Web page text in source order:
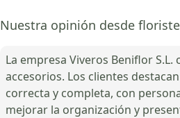
Nuestra opinión desde
La empresa Viveros Beniflor
accesorios. Los clientes
correcta y completa, con
mejorar la organización y